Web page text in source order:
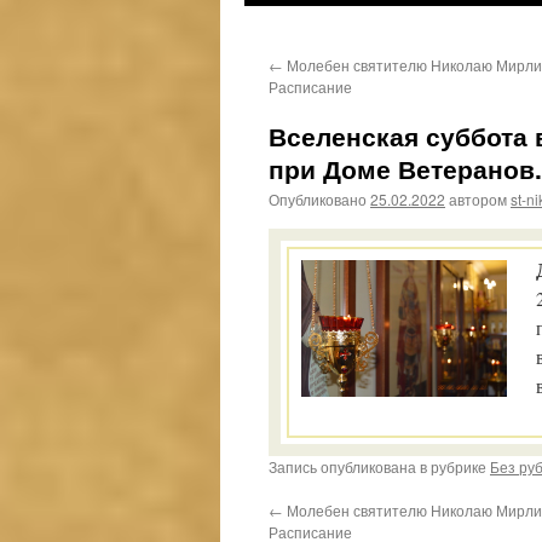
содержимому
← Молебен святителю Николаю
Расписание
Вселенская
при Доме
Опубликовано 25.02.2022 авторомst-
Запись опубликована в рубрике Без
← Молебен святителю Николаю
Расписание